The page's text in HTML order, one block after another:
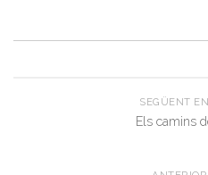
SEGÜENT
Els camins